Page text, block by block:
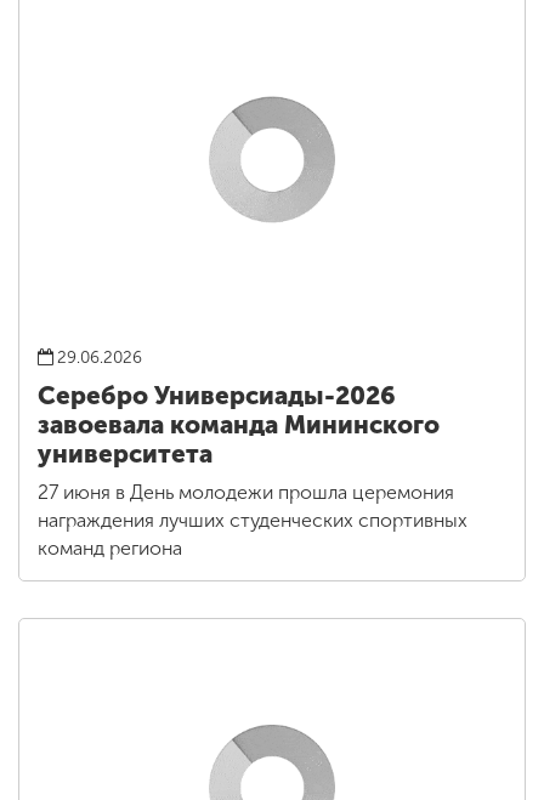
29.06.2026
Серебро Универсиады-2026
завоевала команда Мининского
университета
27 июня в День молодежи прошла церемония
награждения лучших студенческих спортивных
команд региона